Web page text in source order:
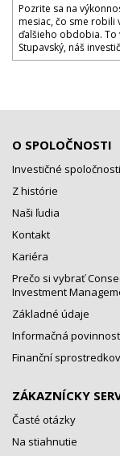
Pozrite sa na
mesiac, čo sme robili
ďalšieho obdobia. To
Stupavský, náš
O SPOLOČNOSTI
Investičné spoločnosti
Z histórie
Naši ľudia
Kontakt
Kariéra
Prečo si vybrať
Investment
Základné údaje
Informačná povinnosť
Finanční
ZÁKAZNÍCKY
Časté otázky
Na stiahnutie